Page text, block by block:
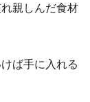
親しんだ食材
ば手に入れる